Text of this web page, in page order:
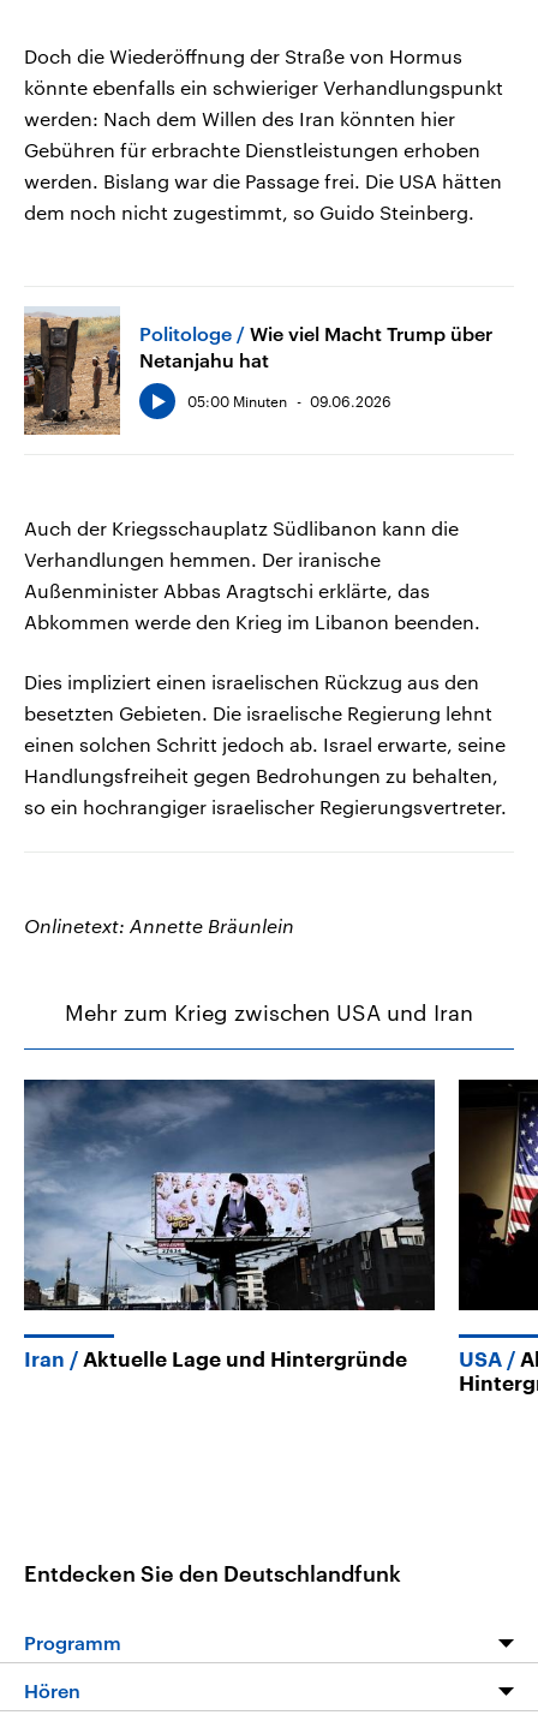
Doch die Wiederöffnung der Straße von Hormus
könnte ebenfalls ein schwieriger Verhandlungspunkt
werden: Nach dem Willen des Iran könnten hier
Gebühren für erbrachte Dienstleistungen erhoben
werden. Bislang war die Passage frei. Die USA hätten
dem noch nicht zugestimmt, so Guido Steinberg.
Politologe
Wie viel Macht Trump über
Netanjahu hat
05:00 Minuten 09.06.2026
Auch der Kriegsschauplatz Südlibanon kann die
Verhandlungen hemmen. Der iranische
Außenminister Abbas Aragtschi erklärte, das
Abkommen werde den Krieg im Libanon beenden.
Dies impliziert einen israelischen Rückzug aus den
besetzten Gebieten. Die israelische Regierung lehnt
einen solchen Schritt jedoch ab. Israel erwarte, seine
Handlungsfreiheit gegen ‌Bedrohungen zu behalten,
so ein hochrangiger israelischer Regierungsvertreter.
Onlinetext: Annette Bräunlein
Mehr zum Krieg zwischen USA und Iran
Iran Aktuelle Lage und Hintergründe USA
Entdecken Sie den Deutschlandfunk
Programm
Programm
Hören